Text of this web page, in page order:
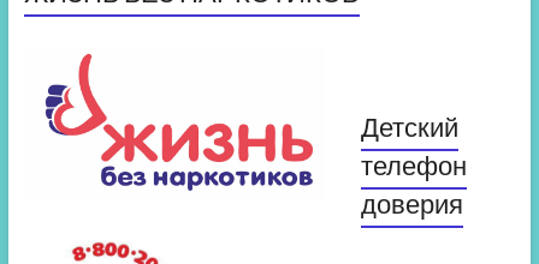
Детский
телефон
доверия